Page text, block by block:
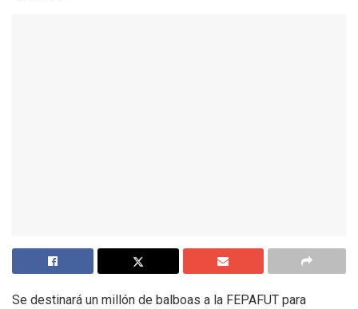
Se destinará un millón de balboas a la FEPAFUT para